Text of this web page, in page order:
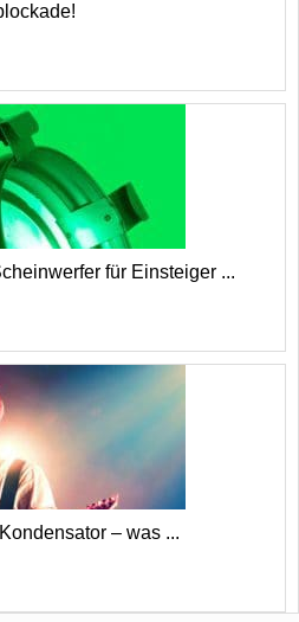
einfällt? | Foto: Shutterstock von
für Einsteiger ...
– was ...